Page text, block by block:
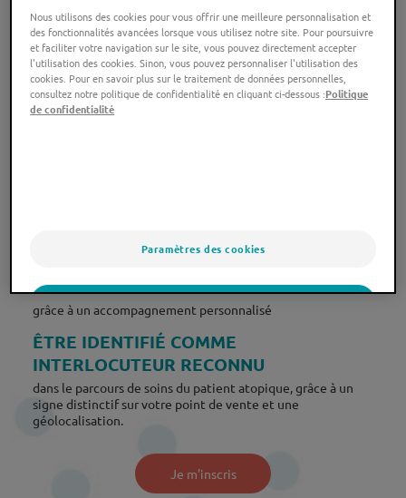
dans le domaine de l'eczéma atopique
FIDÉLISER LE PATIENT
grâce à un accompagnement personnalisé
ÊTRE IDENTIFIÉ COMME
INTERLOCUTEUR RECONNU
dans le parcours de soins du patient atopique, grâce à un
signe distinctif sur votre point de vente et une
géolocalisation.
Je m'inscris
Nous utilisons des cookies pour vous offrir une meilleure personnalisation et
des fonctionnalités avancées lorsque vous utilisez notre site. Pour poursuivre
et faciliter votre navigation sur le site, vous pouvez directement accepter
l'utilisation des cookies. Sinon, vous pouvez personnaliser l'utilisation des
cookies. Pour en savoir plus sur le traitement de données personnelles,
consultez notre politique de confidentialité en cliquant ci-dessous :Politique
de confidentialité
Paramètres des cookies
Uniquement les essentiels